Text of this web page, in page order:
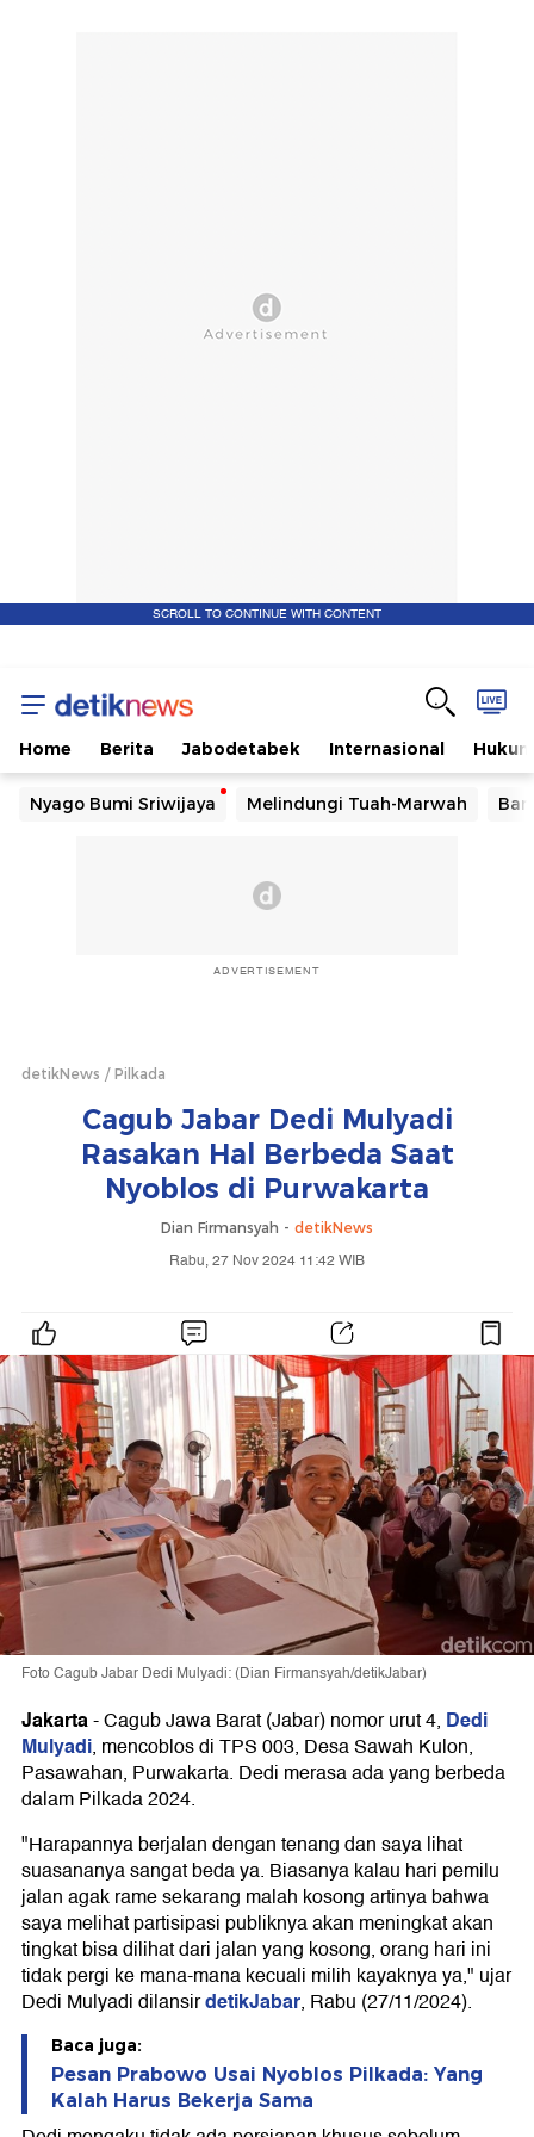
SCROLL TO CONTINUE WITH CONTENT
Home Berita Jabodetabek Internasional Hukum
Nyago Bumi Sriwijaya Melindungi Tuah-Marwah
ADVERTISEMENT
detikNews Pilkada
Cagub Jabar Dedi Mulyadi
Rasakan Hal Berbeda Saat
Nyoblos di Purwakarta
Dian Firmansyah - detikNews
Rabu, 27 Nov 2024 11:42 WIB
Foto Cagub Jabar Dedi Mulyadi: (Dian Firmansyah/detikJabar)
Jakarta-Cagub Jawa Barat (Jabar) nomor urut 4, Dedi
Mulyadi, mencoblos di TPS 003, Desa Sawah Kulon,
Pasawahan, Purwakarta. Dedi merasa ada yang berbeda
dalam Pilkada 2024.
"Harapannya berjalan dengan tenang dan saya lihat
suasananya sangat beda ya. Biasanya kalau hari pemilu
jalan agak rame sekarang malah kosong artinya bahwa
saya melihat partisipasi publiknya akan meningkat akan
tingkat bisa dilihat dari jalan yang kosong, orang hari ini
tidak pergi ke mana-mana kecuali milih kayaknya ya," ujar
Dedi Mulyadi dilansirdetikJabar, Rabu (27/11/2024).
Baca juga:
Pesan Prabowo Usai Nyoblos Pilkada: Yang
Kalah Harus Bekerja Sama